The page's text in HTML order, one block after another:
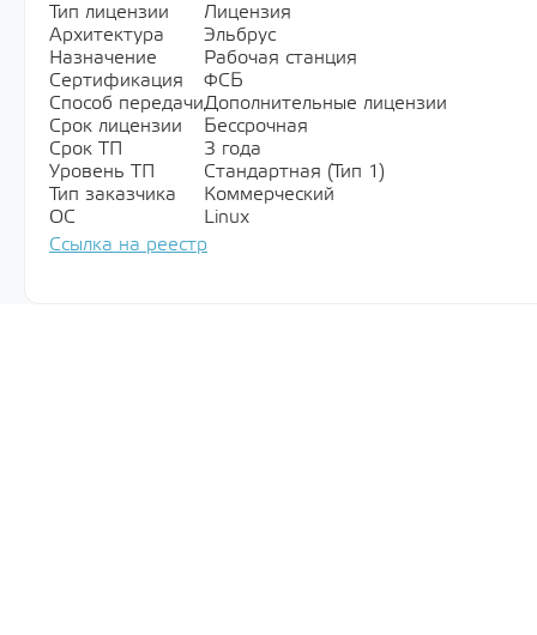
Тип лицензии
Лицензия
Архитектура
Эльбрус
Назначение
Рабочая станция
Сертификация
ФСБ
Способ передачиДополнительные лицензии
Срок лицензии
Бессрочная
Срок ТП
3 года
Уровень ТП
Стандартная (Тип 1)
Тип заказчика
Коммерческий
ОС
Linux
Ссылка на реестр